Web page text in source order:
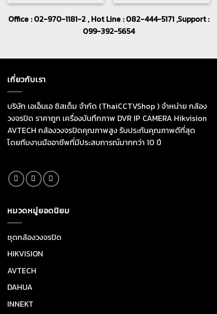
Office : 02-970-1181-2 , Hot Line : 082-444-5171 ,Support :
099-392-5654
เกี่ยวกับเรา
บริษัท เอเอ็นเอ ซิสเต็ม จำกัด (ThaiCCTVShop ) จำหน่าย กล้อง
วงจรปิด ราคาถูก เครื่องบันทึกภาพ DVR IP CAMERA Hikvision
AVTECH กล้องวงจรปิดคุณภาพสูง รับประกันคุณภาพดีที่สุด
โดยทีมงานมืออาชีพที่มีประสบการณ์มากกว่า 10 ปี
หมวดหมู่ยอดนิยม
ชุดกล้องวงจรปิด
HIKVISION
AVTECH
DAHUA
INNEKT